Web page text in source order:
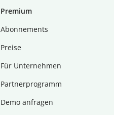
Premium
Abon­ne­ments
Preise
Für Unternehmen
Partnerprogramm
Demo anfragen